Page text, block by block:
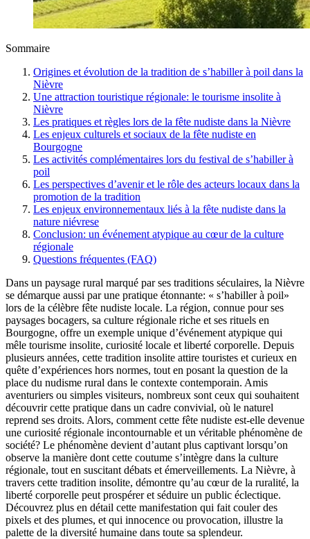
Sommaire
Origines et évolution de la tradition de s’habiller à poil dans la
Nièvre
Une attraction touristique régionale: le tourisme insolite à
Nièvre
Les pratiques et règles lors de la fête nudiste dans la Nièvre
Les enjeux culturels et sociaux de la fête nudiste en
Bourgogne
Les activités complémentaires lors du festival de s’habiller à
poil
Les perspectives d’avenir et le rôle des acteurs locaux dans la
promotion de la tradition
Les enjeux environnementaux liés à la fête nudiste dans la
nature niévrese
Conclusion: un événement atypique au cœur de la culture
régionale
Questions fréquentes (FAQ)
Dans un paysage rural marqué par ses traditions séculaires, la Nièvre
se démarque aussi par une pratique étonnante: « s’habiller à poil»
lors de la célèbre fête nudiste locale. La région, connue pour ses
paysages bocagers, sa culture régionale riche et ses rituels en
Bourgogne, offre un exemple unique d’événement atypique qui
mêle tourisme insolite, curiosité locale et liberté corporelle. Depuis
plusieurs années, cette tradition insolite attire touristes et curieux en
quête d’expériences hors normes, tout en posant la question de la
place du nudisme rural dans le contexte contemporain. Amis
aventuriers ou simples visiteurs, nombreux sont ceux qui souhaitent
découvrir cette pratique dans un cadre convivial, où le naturel
reprend ses droits. Alors, comment cette fête nudiste est-elle devenue
une curiosité régionale incontournable et un véritable phénomène de
société? Le phénomène devient d’autant plus captivant lorsqu’on
observe la manière dont cette coutume s’intègre dans la culture
régionale, tout en suscitant débats et émerveillements. La Nièvre, à
travers cette tradition insolite, démontre qu’au cœur de la ruralité, la
liberté corporelle peut prospérer et séduire un public éclectique.
Découvrez plus en détail cette manifestation qui fait couler des
pixels et des plumes, et qui innocence ou provocation, illustre la
palette de la diversité humaine dans toute sa splendeur.